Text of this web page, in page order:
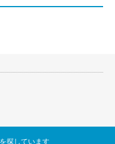
探しています